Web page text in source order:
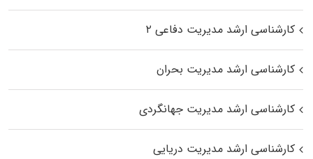
کارشناسی ارشد مدیریت دفاعی ۲
کارشناسی ارشد مدیریت بحران
کارشناسی ارشد مدیریت جهانگردی
کارشناسی ارشد مدیریت دریایی